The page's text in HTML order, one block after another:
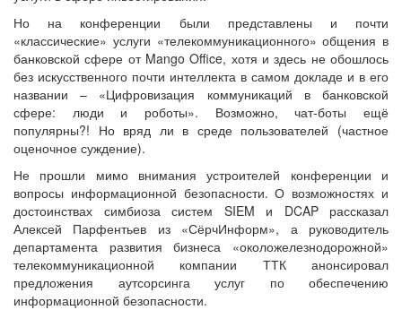
Но на конференции были представлены и почти
«классические» услуги «телекоммуникационного» общения в
банковской сфере от Mango Office, хотя и здесь не обошлось
без искусственного почти интеллекта в самом докладе и в его
названии – «Цифровизация коммуникаций в банковской
сфере: люди и роботы». Возможно, чат-боты ещё
популярны?! Но вряд ли в среде пользователей (частное
оценочное суждение).
Не прошли мимо внимания устроителей конференции и
вопросы информационной безопасности. О возможностях и
достоинствах симбиоза систем SIEM и DCAP рассказал
Алексей Парфентьев из «СёрчИнформ», а руководитель
департамента развития бизнеса «околожелезнодорожной»
телекоммуникационной компании ТТК анонсировал
предложения аутсорсинга услуг по обеспечению
информационной безопасности.